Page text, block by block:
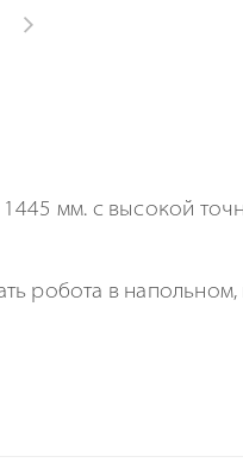
мм. с высокой
робота в